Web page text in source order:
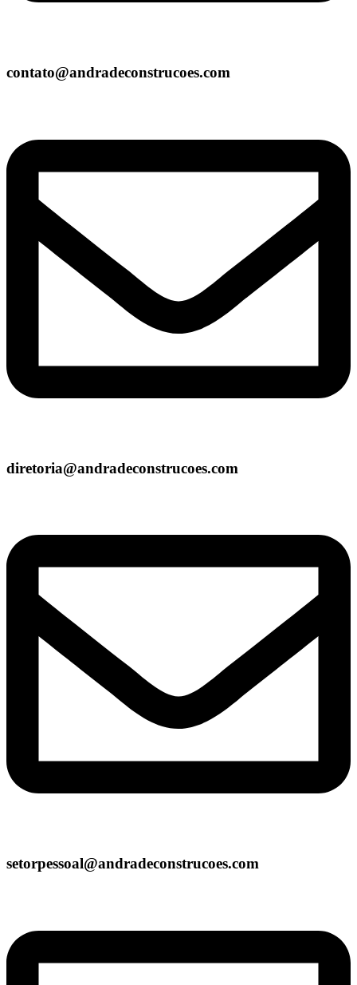
contato@andradeconstrucoes.com
diretoria@andradeconstrucoes.com
setorpessoal@andradeconstrucoes.com